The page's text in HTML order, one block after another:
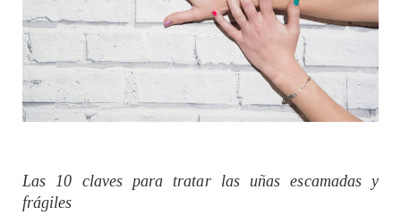
Las 10 claves para tratar las uñas escamadas y
frágiles